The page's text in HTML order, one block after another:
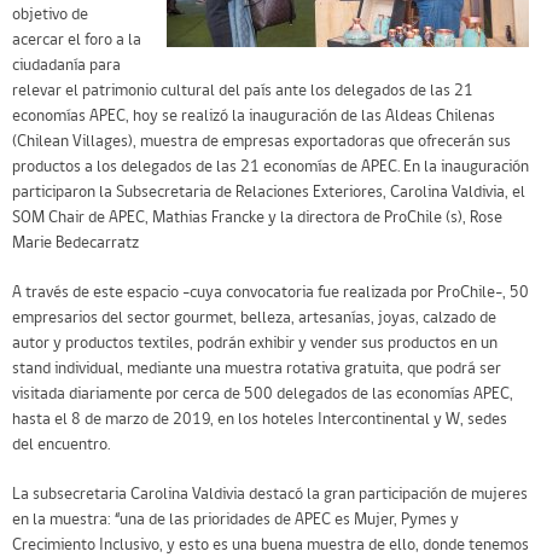
objetivo de
acercar el foro a la
ciudadanía para
relevar el patrimonio cultural del país ante los delegados de las 21
economías APEC, hoy se realizó la inauguración de las Aldeas Chilenas
(Chilean Villages), muestra de empresas exportadoras que ofrecerán sus
productos a los delegados de las 21 economías de APEC. En la inauguración
participaron la Subsecretaria de Relaciones Exteriores, Carolina Valdivia, el
SOM Chair de APEC, Mathias Francke y la directora de ProChile (s), Rose
Marie Bedecarratz
A través de este espacio -cuya convocatoria fue realizada por ProChile-, 50
empresarios del sector gourmet, belleza, artesanías, joyas, calzado de
autor y productos textiles, podrán exhibir y vender sus productos en un
stand individual, mediante una muestra rotativa gratuita, que podrá ser
visitada diariamente por cerca de 500 delegados de las economías APEC,
hasta el 8 de marzo de 2019, en los hoteles Intercontinental y W, sedes
del encuentro.
La subsecretaria Carolina Valdivia destacó la gran participación de mujeres
en la muestra: “una de las prioridades de APEC es Mujer, Pymes y
Crecimiento Inclusivo, y esto es una buena muestra de ello, donde tenemos